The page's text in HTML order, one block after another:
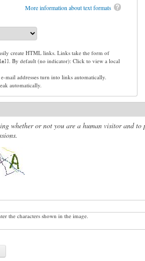
More information about text formats
create HTML links. Links take the form of
. By default (no indicator): Click to view a local
e-mail addresses turn into links automatically.
automatically.
whether or not you are a human visitor and to
the characters shown in the image.